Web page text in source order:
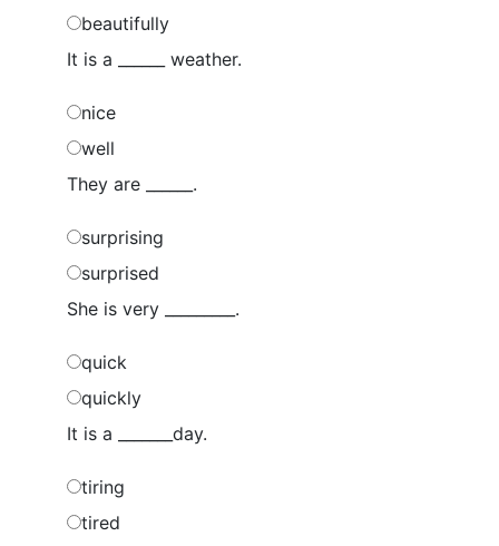
beautifully
It is a ______ weather.
nice
well
They are ______.
surprising
surprised
She is very _________.
quick
quickly
It is a _______day.
tiring
tired